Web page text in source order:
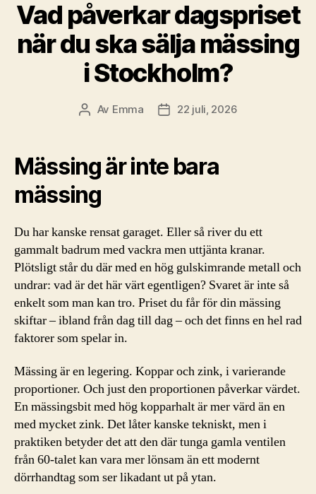
Vad påverkar dagspriset
när du ska sälja mässing
i Stockholm?
Inläggsförfattare
Av Emma Inläggsdatum
22 juli, 2026
Mässing är inte bara
mässing
Du har kanske rensat garaget. Eller så river du ett
gammalt badrum med vackra men uttjänta kranar.
Plötsligt står du där med en hög gulskimrande metall och
undrar: vad är det här värt egentligen? Svaret är inte så
enkelt som man kan tro. Priset du får för din mässing
skiftar – ibland från dag till dag – och det finns en hel rad
faktorer som spelar in.
Mässing är en legering. Koppar och zink, i varierande
proportioner. Och just den proportionen påverkar värdet.
En mässingsbit med hög kopparhalt är mer värd än en
med mycket zink. Det låter kanske tekniskt, men i
praktiken betyder det att den där tunga gamla ventilen
från 60-talet kan vara mer lönsam än ett modernt
dörrhandtag som ser likadant ut på ytan.